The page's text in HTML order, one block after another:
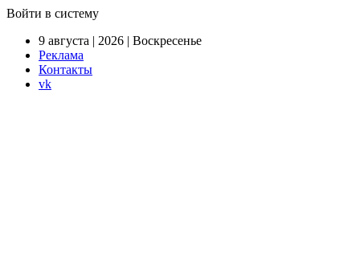
Войти в систему
9 августа | 2026 | Воскресенье
Реклама
Контакты
vk